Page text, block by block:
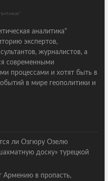
аналитика"
экспертов,
журналистов, а
современными
процессами и хотят быть в
в мире геополитики и
ли Озгюру Озелю
доску» турецкой
Армению в пропасть,